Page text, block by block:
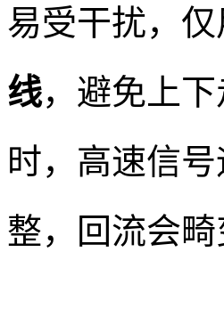
易受干扰，
线，避免上
时，高速信
整，回流会